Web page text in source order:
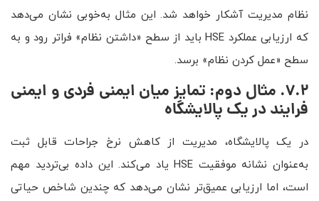
نظام مدیریت آشکار خواهد شد. این مثال به‌خوبی نشان می‌دهد
که ارزیابی عملکرد HSE باید از سطح «داشتن نظام» فراتر رود و به
سطح «عمل کردن نظام» برسد.
7.2. مثال دوم: تمایز میان ایمنی فردی و ایمنی
فرایند در یک پالایشگاه
در یک پالایشگاه، مدیریت از کاهش نرخ جراحات قابل ثبت
به‌عنوان نشانه موفقیت HSE یاد می‌کند. این داده بی‌تردید مهم
است، اما ارزیابی عمیق‌تر نشان می‌دهد که چندین شاخص حیاتی